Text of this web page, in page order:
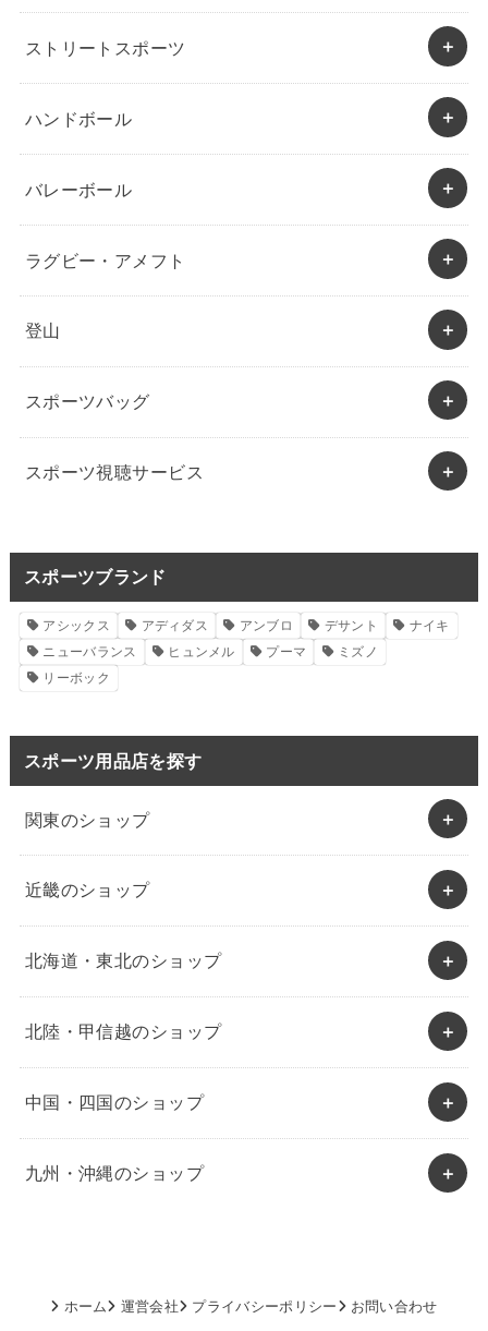
ストリートスポーツ
ハンドボール
バレーボール
ラグビー・アメフト
登山
スポーツバッグ
スポーツ視聴サービス
スポーツブランド
アシックス アディダス アンブロ デサント
ナイキ
ニューバランス
ヒュンメル プーマ
ミズノ
リーボック
スポーツ用品店を探す
関東のショップ
近畿のショップ
北海道・東北のショップ
北陸・甲信越のショップ
中国・四国のショップ
九州・沖縄のショップ
ホーム 運営会社 プライバシーポリシー お問い合わせ